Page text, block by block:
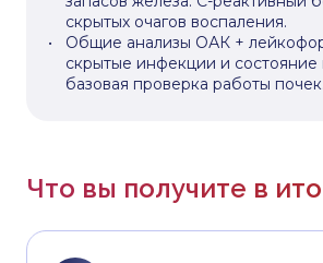
скрытых очагов воспаления.
Общие анализы ОАК +
скрытые инфекции и
базовая проверка работы почек.
Что вы получите в